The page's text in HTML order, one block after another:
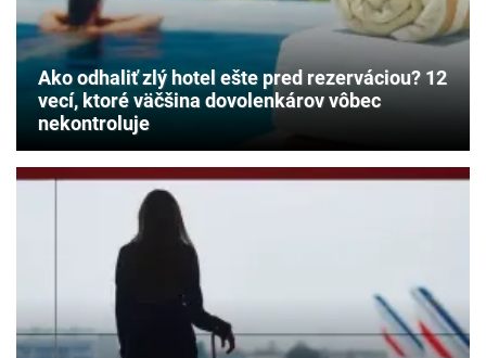
Ako odhaliť zlý hotel ešte pred rezerváciou? 12
vecí, ktoré väčšina dovolenkárov vôbec
nekontroluje